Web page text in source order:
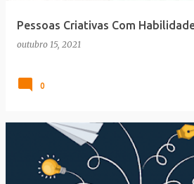
Pessoas Criativas Com
outubro 15, 2021
0